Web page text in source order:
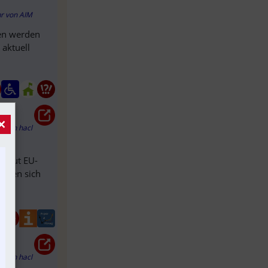
vonAIM
werden
aktuell
vonhacl
laut EU-
sich
vonhacl